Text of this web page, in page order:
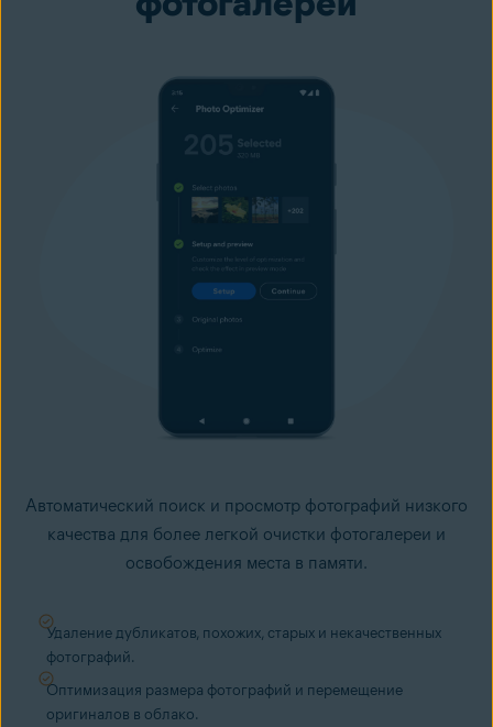
Автоматический поиск и просмотр фотографий низкого
качества для более легкой очистки фотогалереи и
освобождения места в памяти.
Удаление дубликатов, похожих, старых и некачественных
фотографий.
Оптимизация размера фотографий и перемещение
оригиналов в облако.